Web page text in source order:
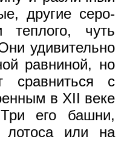
другие серо-
теплого, чуть
удивительно
равниной, но
с
в XII веке
его башни,
лотоса или на